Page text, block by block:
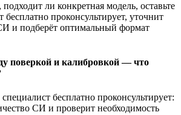
ли конкретная модель, оставьте
проконсультирует, уточнит
и подберёт оптимальный формат
поверкой и калибровкой — что
бесплатно проконсультирует:
СИ и проверит необходимость